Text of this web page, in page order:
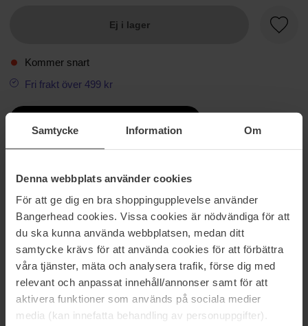
Samtycke Information Om
Denna webbplats använder cookies
För att ge dig en bra shoppingupplevelse använder
Bangerhead cookies. Vissa cookies är nödvändiga för att
du ska kunna använda webbplatsen, medan ditt
samtycke krävs för att använda cookies för att förbättra
våra tjänster, mäta och analysera trafik, förse dig med
relevant och anpassat innehåll/annonser samt för att
aktivera funktioner som används på sociala medier
media (kan innefatta behandling av personuppgifter).
Ej i lager
Kommer snart
Fri frakt över 499 kr
Beautiful Price
InformationIngredienser
Ser felfri ut. Håller i 24 timmar. Känns bekväm. Förblir sömlös utan
att vecka sig. Den lätta krämiga formulanen skapar en perfekt look
med felfri hud och håller hela dagen. Överföringsresistent, färgtro,
med medium uppbyggbar täckning som inte glider, rör sig eller
smälter bort. Naturlig matt finish. Berikad med mineraler och
mjukgörare för att vårda huden och göra blandningen enkel.
Oljefri. Vattentät. Svett- och fuktresistent.
Artikelnummer: 204742